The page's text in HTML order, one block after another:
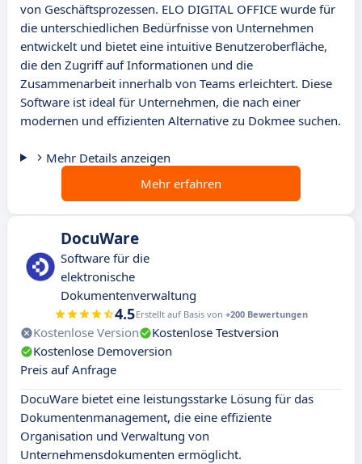
von Geschäftsprozessen. ELO DIGITAL OFFICE wurde für
die unterschiedlichen Bedürfnisse von Unternehmen
entwickelt und bietet eine intuitive Benutzeroberfläche,
die den Zugriff auf Informationen und die
Zusammenarbeit innerhalb von Teams erleichtert. Diese
Software ist ideal für Unternehmen, die nach einer
modernen und effizienten Alternative zu Dokmee suchen.
Mehr Details anzeigen
Mehr erfahren
DocuWare
Software für die
elektronische
Dokumentenverwaltung
4.5Erstellt auf Basis von +200 Bewertungen
Kostenlose Version
Kostenlose Testversion
Kostenlose Demoversion
Preis auf Anfrage
DocuWare bietet eine leistungsstarke Lösung für das
Dokumentenmanagement, die eine effiziente
Organisation und Verwaltung von
Unternehmensdokumenten ermöglicht.